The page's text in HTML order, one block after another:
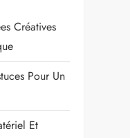
Créatives
Pour Un
Et